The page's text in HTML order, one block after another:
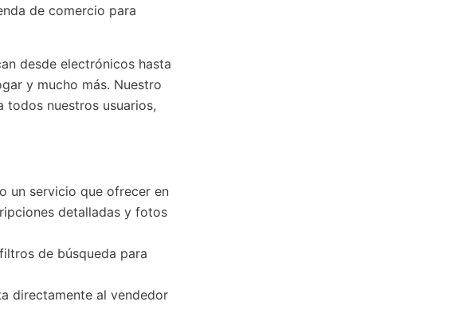
de comercio para
desde electrónicos hasta
y mucho más. Nuestro
nuestros usuarios,
un servicio que ofrecer en
detalladas y fotos
de búsqueda para
directamente al vendedor